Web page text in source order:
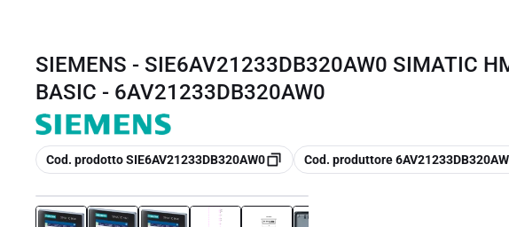
SIEMENS - SIE6AV21233DB320AW0 SIMATIC
BASIC - 6AV21233DB320AW0
copia
Cod. prodotto SIE6AV21233DB320AW0 copia
Cod. produttore